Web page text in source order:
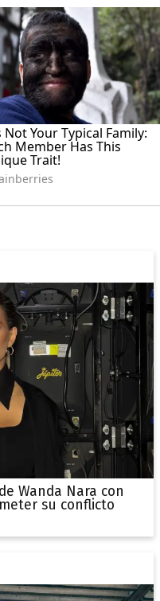
Wanda Nara con
su conflicto